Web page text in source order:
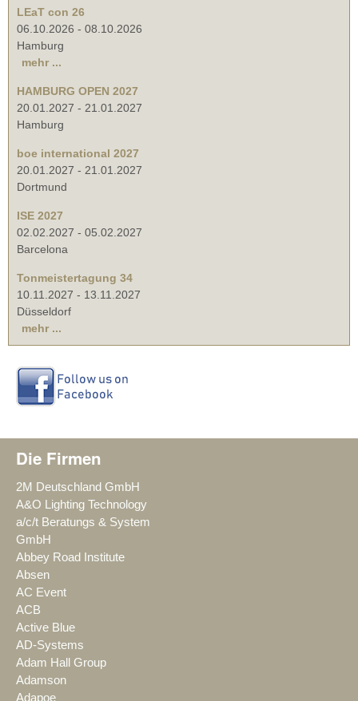
LEaT con 26
06.10.2026 - 08.10.2026
Hamburg
mehr ...
HAMBURG OPEN 2027
20.01.2027 - 21.01.2027
Hamburg
boe international 2027
20.01.2027 - 21.01.2027
Dortmund
ISE 2027
02.02.2027 - 05.02.2027
Barcelona
Tonmeistertagung 34
10.11.2027 - 13.11.2027
Düsseldorf
mehr ...
Die Firmen
2M Deutschland GmbH
A&O Lighting Technology
a/c/t Beratungs & System
GmbH
Abbey Road Institute
Absen
AC Event
ACB
Active Blue
AD-Systems
Adam Hall Group
Adamson
Adapoe